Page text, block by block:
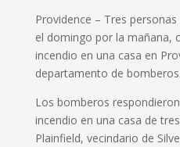
Providence – Tres
el domingo por la mañana,
incendio en una casa en
departamento de bomberos.
Los bomberos
incendio en una casa de
Plainfield, vecindario de